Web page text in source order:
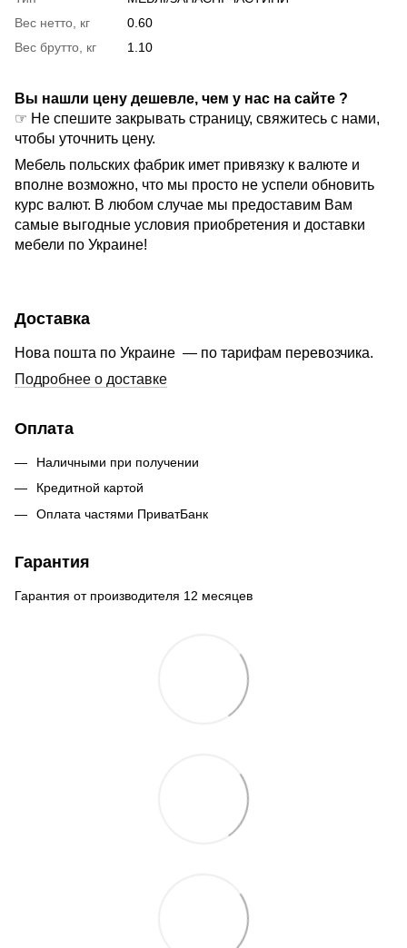
Вес нетто, кг
0.60
Вес брутто, кг
1.10
Вы нашли цену дешевле, чем у нас на сайте ?
☞ Не спешите закрывать страницу, свяжитесь с нами,
чтобы уточнить цену.
Мебель польских фабрик имет привязку к валюте и
вполне возможно, что мы просто не успели обновить
курс валют. В любом случае мы предоставим Вам
самые выгодные условия приобретения и доставки
мебели по Украине!
Доставка
Нова пошта по Украине — по тарифам перевозчика.
Подробнее о доставке
Оплата
Наличными при получении
Кредитной картой
Оплата частями ПриватБанк
Гарантия
Гарантия от производителя 12 месяцев